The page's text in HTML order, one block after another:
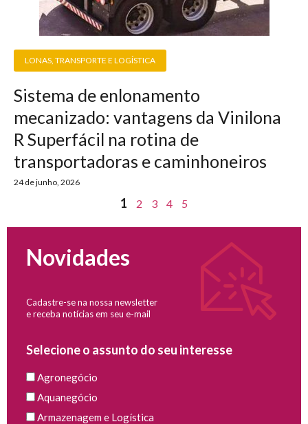
LONAS TRANSPORTE E LOGÍSTICA
Sistema de enlonamento
mecanizado: vantagens da Vinilona
R Superfácil na rotina de
transportadoras e caminhoneiros
24 de junho, 2026
1 2 3 4 5
Novidades
Cadastre-se na nossa newsletter
e receba notícias em seu e-mail
Selecione o assunto do seu interesse
Agronegócio
Aquanegócio
Armazenagem e Logística